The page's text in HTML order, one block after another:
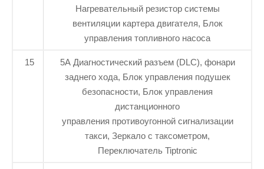
Нагревательный резистор системы
вентиляции картера двигателя, Блок
управления топливного насоса
15
5A Диагностический разъем (DLC), фонари
заднего хода, Блок управления подушек
безопасности, Блок управления
дистанционного
управления противоугонной сигнализации
такси, Зеркало с таксометром,
Переключатель Tiptronic